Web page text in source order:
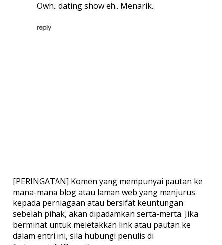
Owh.. dating show eh.. Menarik..
reply
[PERINGATAN] Komen yang mempunyai pautan ke
mana-mana blog atau laman web yang menjurus
kepada perniagaan atau bersifat keuntungan
sebelah pihak, akan dipadamkan serta-merta. Jika
berminat untuk meletakkan link atau pautan ke
dalam entri ini, sila hubungi penulis di